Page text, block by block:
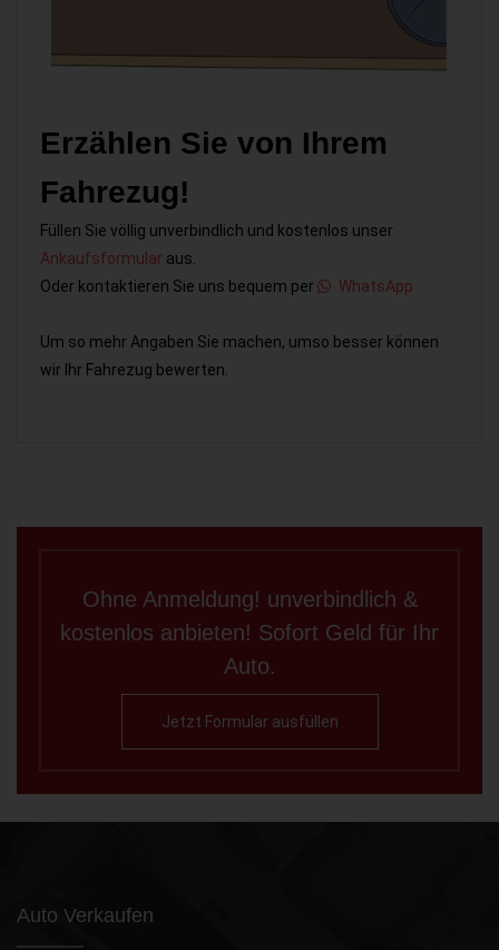
Erzählen Sie von Ihrem
Fahrezug!
Füllen Sie völlig unverbindlich und kostenlos unser
Ankaufsformular aus.
Oder kontaktieren Sie uns bequem per
WhatsApp
Um so mehr Angaben Sie machen, umso besser können
wir Ihr Fahrezug bewerten.
Ohne Anmeldung! unverbindlich &
kostenlos anbieten! Sofort Geld für Ihr
Auto.
Jetzt Formular ausfüllen
Auto Verkaufen